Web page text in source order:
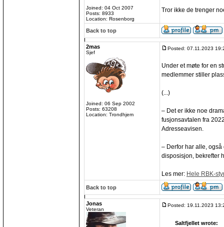
Joined: 04 Oct 2007
Posts: 8933
Location: Rosenborg
Tror ikke de trenger
Back to top
2mas
Sjef
Joined: 06 Sep 2002
Posts: 63208
Location: Trondhjem
Posted: 07.11.2023
Under et møte for en
medlemmer stiller
(...)
– Det er ikke noe
fusjonsavtalen fra
Adresseavisen.
– Derfor har alle, også
disposisjon, bekrefter
Les mer: Hele RBK-
Back to top
Jonas
Veteran
Posted: 19.11.2023
Saltfjellet wrote: